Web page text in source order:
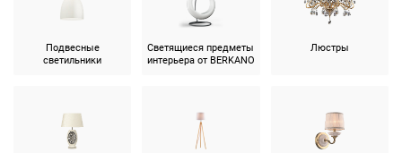
Подвесные
светильники
Светящиеся предметы
интерьера от BERKANO
Люстры